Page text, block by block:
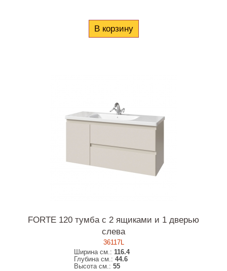
В корзину
FORTE 120 тумба с 2 ящиками и 1 дверью
слева
36117L
Ширина см.:116.4
Глубина см.:44.6
Высота см.:55